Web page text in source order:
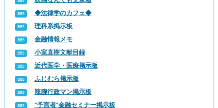
◆法律学のカフェ◆
理科系掲示板
金融情報メモ
小室直樹文献目録
近代医学・医療掲示板
ふじむら掲示板
辣腕行政マン掲示板
“予言者”金融セミナー掲示板